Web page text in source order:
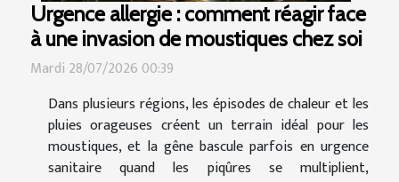
Urgence allergie : comment réagir face
à une invasion de moustiques chez soi
Mardi 28/07/2026 00:39
Dans plusieurs régions, les épisodes de chaleur et les
pluies orageuses créent un terrain idéal pour les
moustiques, et la gêne bascule parfois en urgence
sanitaire quand les piqûres se multiplient,